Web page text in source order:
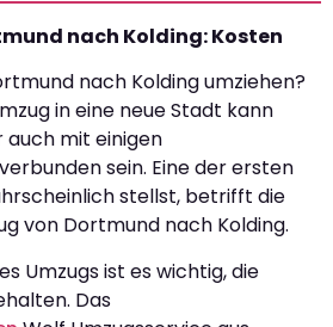
nach Kolding: Kosten
nach Kolding umziehen?
in eine neue Stadt kann
auch mit einigen
sein. Eine der ersten
stellst, betrifft die
von Dortmund nach Kolding.
Umzugs ist es wichtig, die
Das